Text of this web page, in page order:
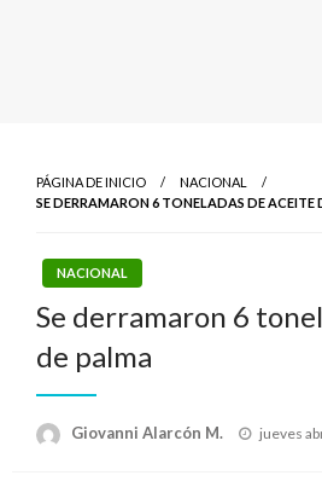
PÁGINA DE INICIO
NACIONAL
SE DERRAMARON 6 TONELADAS DE ACEITE
NACIONAL
Se derramaron 6
de palma
Giovanni Alarcón M.
Publicado
jueves